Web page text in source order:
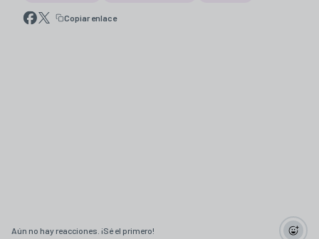
Copiar enlace
Aún no hay reacciones. ¡Sé el primero!